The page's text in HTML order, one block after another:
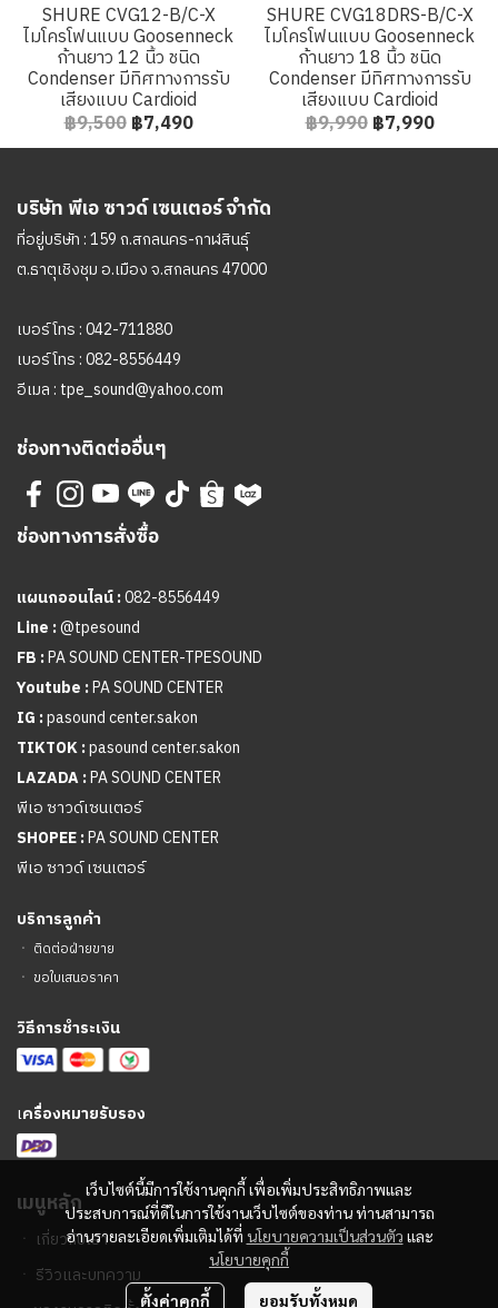
SHURE CVG12-B/C-X
ไมโครโฟนแบบ Goosenneck
ก้านยาว 12 นิ้ว ชนิด
Condenser มีทิศทางการรับ
เสียงแบบ Cardioid
฿9,500 ฿7,490
SHURE CVG18DRS-B/C-X
ไมโครโฟนแบบ Goosenneck
ก้านยาว 18 นิ้ว ชนิด
Condenser มีทิศทางการรับ
เสียงแบบ Cardioid
฿9,990 ฿7,990
เว็บไซต์นี้มีการใช้งานคุกกี้ เพื่อเพิ่มประสิทธิภาพและ
ประสบการณ์ที่ดีในการใช้งานเว็บไซต์ของท่าน ท่านสามารถ
อ่านรายละเอียดเพิ่มเติมได้ที่ นโยบายความเป็นส่วนตัว และ
นโยบายคุกกี้
ตั้งค่าคุกกี้ ยอมรับทั้งหมด
บริษัท พีเอ ซาวด์ เซนเตอร์ จำกัด
ที่อยู่บริษัท : 159 ถ.สกลนคร-กาฬสินธุ์
ต.ธาตุเชิงชุม อ.เมือง จ.สกลนคร 47000
เบอร์โทร :042-711880
เบอร์โทร :082-8556449
อีเมล : tpe_sound@yahoo.com
ช่องทางติดต่ออื่นๆ
ช่องทางการสั่งซื้อ
แผนกออนไลน์ :082-8556449
Line :@tpesound
FB :PA SOUND CENTER-TPESOUND
Youtube :PA SOUND CENTER
IG :pasound center.sakon
TIKTOK :pasound center.sakon
LAZADA :PA SOUND CENTER
พีเอ ซาวด์เซนเตอร์
SHOPEE :PA SOUND CENTER
พีเอ ซาวด์ เซนเตอร์
บริการลูกค้า
ㆍ ติดต่อฝ่ายขาย
ㆍ ขอใบเสนอราคา
วิธีการชำระเงิน
เครื่องหมายรับรอง
เมนูหลัก
ㆍ เกี่ยวกับเรา
ㆍ รีวิวและบทความ